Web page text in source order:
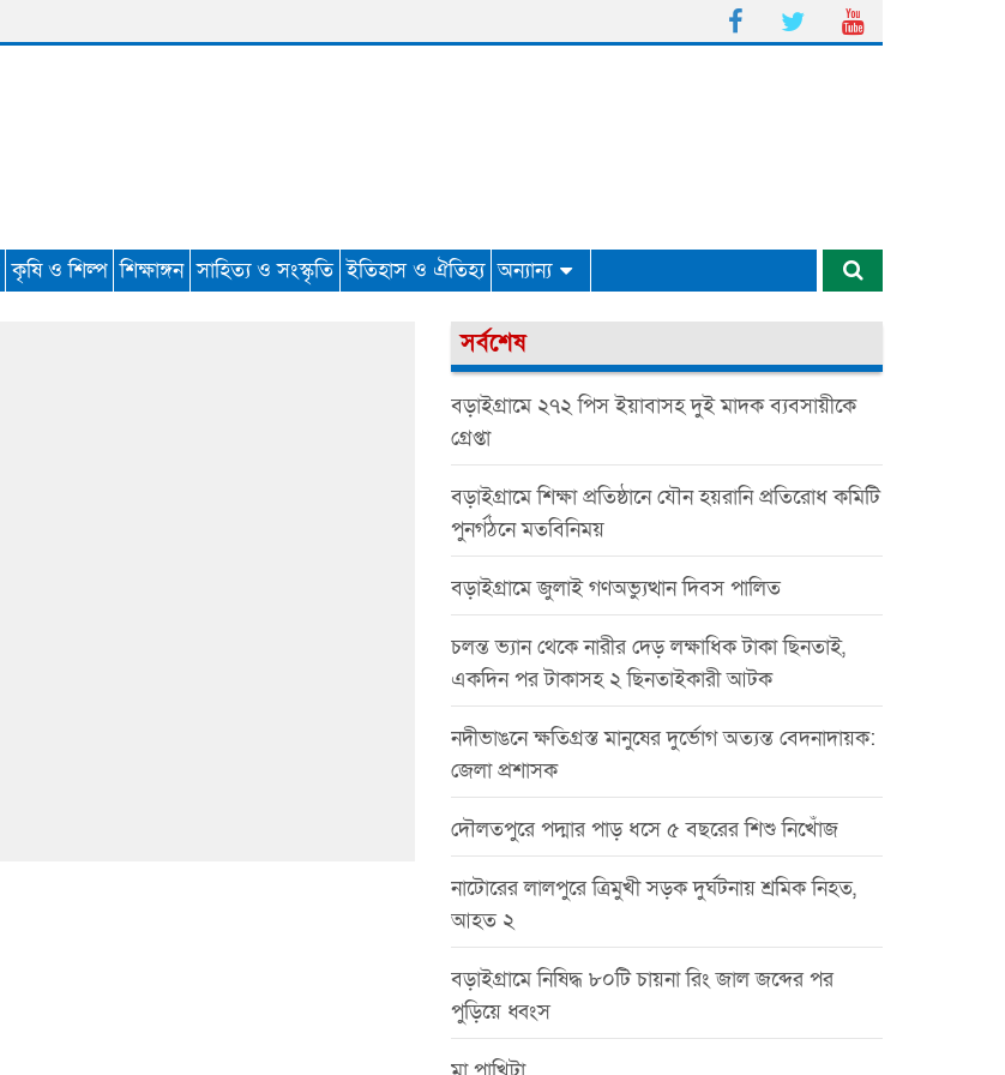
কৃষি ও শিল্প শিক্ষাঙ্গন সাহিত্য ও সংস্কৃতি ইতিহাস ও ঐতিহ্য অন্যান্য
সর্বশেষ
বড়াইগ্রামে ২৭২ পিস ইয়াবাসহ দুই মাদক ব্যবসায়ীকে
গ্রেপ্তা
বড়াইগ্রামে শিক্ষা প্রতিষ্ঠানে যৌন হয়রানি প্রতিরোধ কমিটি
পুনর্গঠনে মতবিনিময়
বড়াইগ্রামে জুলাই গণঅভ্যুত্থান দিবস পালিত
চলন্ত ভ্যান থেকে নারীর দেড় লক্ষাধিক টাকা ছিনতাই,
একদিন পর টাকাসহ ২ ছিনতাইকারী আটক
নদীভাঙনে ক্ষতিগ্রস্ত মানুষের দুর্ভোগ অত্যন্ত বেদনাদায়ক:
জেলা প্রশাসক
দৌলতপুরে পদ্মার পাড় ধসে ৫ বছরের শিশু নিখোঁজ
নাটোরের লালপুরে ত্রিমুখী সড়ক দুর্ঘটনায় শ্রমিক নিহত,
আহত ২
বড়াইগ্রামে নিষিদ্ধ ৮০টি চায়না রিং জাল জব্দের পর
পুড়িয়ে ধ্বংস